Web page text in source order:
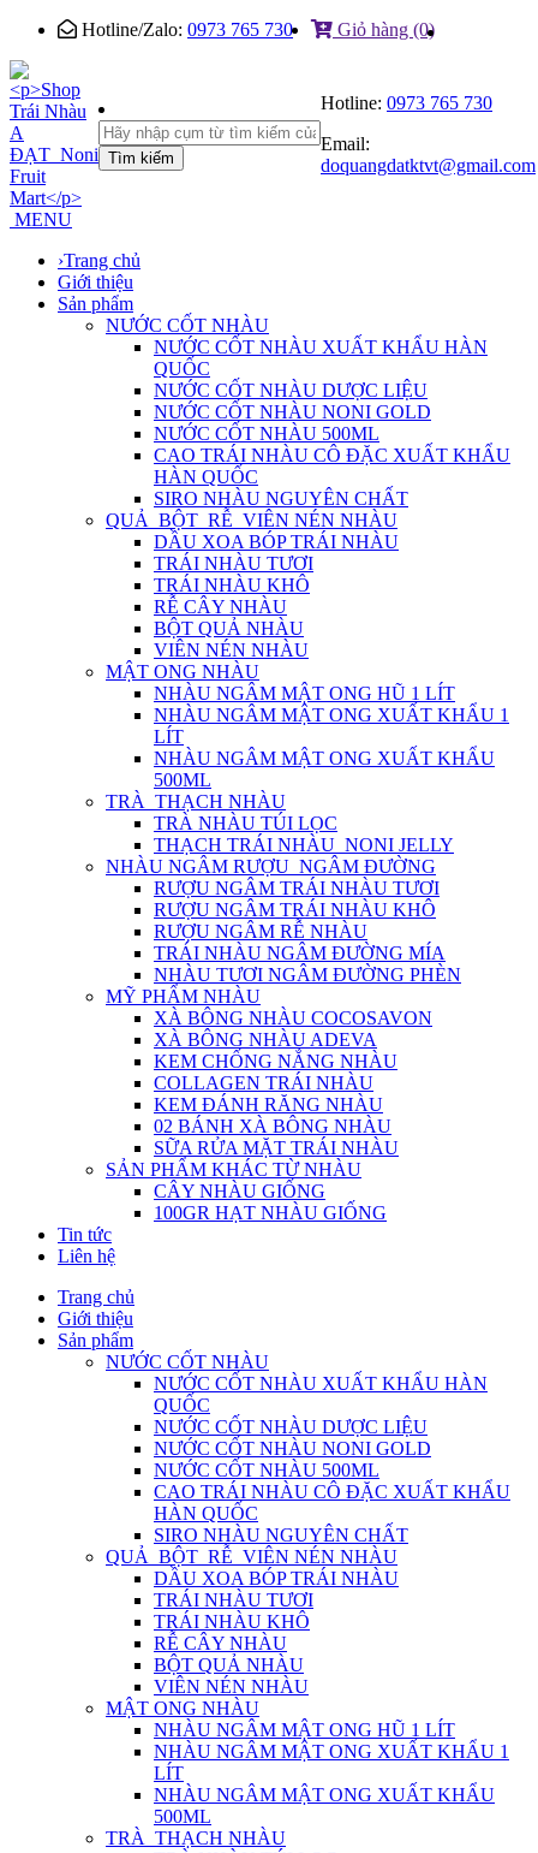
Hotline/Zalo: 0973 765 730 Giỏ hàng (0)
Tìm kiếm
Hotline: 0973 765 730
Email:
doquangdatktvt@gmail.com
MENU
›Trang chủ
Giới thiệu
Sản phẩm
NƯỚC CỐT NHÀU
NƯỚC CỐT NHÀU XUẤT KHẨU HÀN
QUỐC
NƯỚC CỐT NHÀU DƯỢC LIỆU
NƯỚC CỐT NHÀU NONI GOLD
NƯỚC CỐT NHÀU 500ML
CAO TRÁI NHÀU CÔ ĐẶC XUẤT KHẨU
HÀN QUỐC
SIRO NHÀU NGUYÊN CHẤT
QUẢ_BỘT_RỄ_VIÊN NÉN NHÀU
DẦU XOA BÓP TRÁI NHÀU
TRÁI NHÀU TƯƠI
TRÁI NHÀU KHÔ
RỄ CÂY NHÀU
BỘT QUẢ NHÀU
VIÊN NÉN NHÀU
MẬT ONG NHÀU
NHÀU NGÂM MẬT ONG HŨ 1 LÍT
NHÀU NGÂM MẬT ONG XUẤT KHẨU 1
LÍT
NHÀU NGÂM MẬT ONG XUẤT KHẨU
500ML
TRÀ_THẠCH NHÀU
TRÀ NHÀU TÚI LỌC
THẠCH TRÁI NHÀU_NONI JELLY
NHÀU NGÂM RƯỢU_NGÂM ĐƯỜNG
RƯỢU NGÂM TRÁI NHÀU TƯƠI
RƯỢU NGÂM TRÁI NHÀU KHÔ
RƯỢU NGÂM RỄ NHÀU
TRÁI NHÀU NGÂM ĐƯỜNG MÍA
NHÀU TƯƠI NGÂM ĐƯỜNG PHÈN
MỸ PHẨM NHÀU
XÀ BÔNG NHÀU COCOSAVON
XÀ BÔNG NHÀU ADEVA
KEM CHỐNG NẮNG NHÀU
COLLAGEN TRÁI NHÀU
KEM ĐÁNH RĂNG NHÀU
02 BÁNH XÀ BÔNG NHÀU
SỮA RỬA MẶT TRÁI NHÀU
SẢN PHẨM KHÁC TỪ NHÀU
CÂY NHÀU GIỐNG
100GR HẠT NHÀU GIỐNG
Tin tức
Liên hệ
Trang chủ
Giới thiệu
Sản phẩm
NƯỚC CỐT NHÀU
NƯỚC CỐT NHÀU XUẤT KHẨU HÀN
QUỐC
NƯỚC CỐT NHÀU DƯỢC LIỆU
NƯỚC CỐT NHÀU NONI GOLD
NƯỚC CỐT NHÀU 500ML
CAO TRÁI NHÀU CÔ ĐẶC XUẤT KHẨU
HÀN QUỐC
SIRO NHÀU NGUYÊN CHẤT
QUẢ_BỘT_RỄ_VIÊN NÉN NHÀU
DẦU XOA BÓP TRÁI NHÀU
TRÁI NHÀU TƯƠI
TRÁI NHÀU KHÔ
RỄ CÂY NHÀU
BỘT QUẢ NHÀU
VIÊN NÉN NHÀU
MẬT ONG NHÀU
NHÀU NGÂM MẬT ONG HŨ 1 LÍT
NHÀU NGÂM MẬT ONG XUẤT KHẨU 1
LÍT
NHÀU NGÂM MẬT ONG XUẤT KHẨU
500ML
TRÀ_THẠCH NHÀU